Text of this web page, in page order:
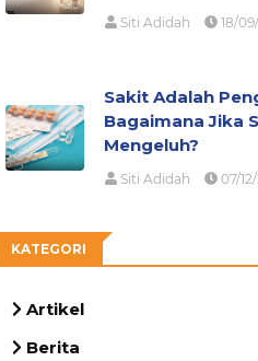
Siti Adidah 18/
Sakit Adalah
Bagaimana Jika
Mengeluh?
Siti Adidah 07/
KATEGORI
Artikel
Berita